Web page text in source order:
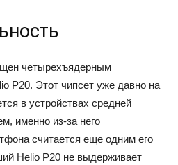
четырехъядерным
P20. Этот чипсет уже давно на
в устройствах средней
именно из-за него
считается еще одним его
Helio P20 не выдерживает